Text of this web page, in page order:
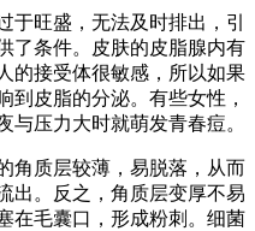
于旺盛，无法及时排出，引
了条件。皮肤的皮脂腺内有
的接受体很敏感，所以如果
到皮脂的分泌。有些女性，
与压力大时就萌发青春痘。
角质层较薄，易脱落，从而
出。反之，角质层变厚不易
在毛囊口，形成粉刺。细菌